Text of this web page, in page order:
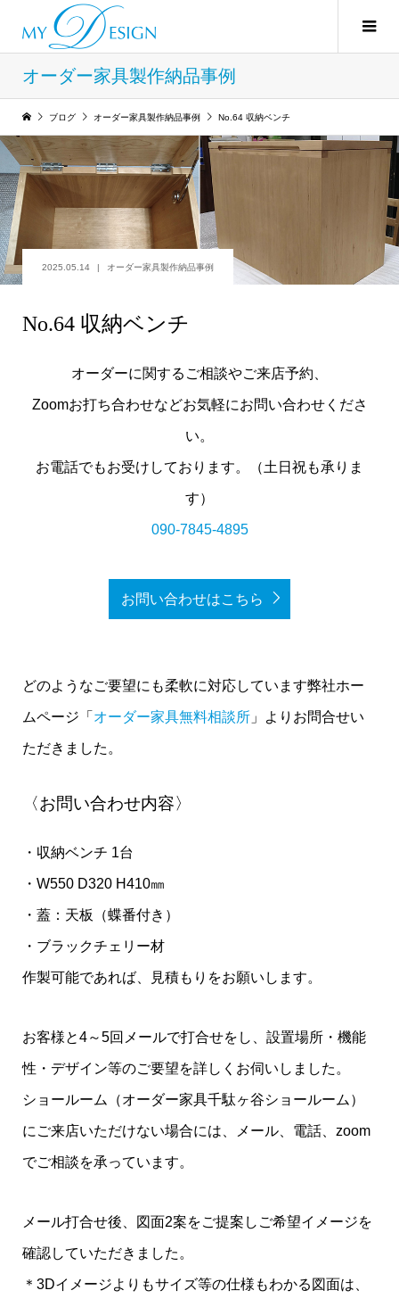
オーダー家具製作納品事例
ブログ オーダー家具製作納品事例 No.64 収納ベンチ
2025.05.14 オーダー家具製作納品事例
No.64 収納ベンチ
オーダーに関するご相談やご来店予約、
Zoomお打ち合わせなどお気軽にお問い合わせくださ
い。
お電話でもお受けしております。（土日祝も承りま
す）
090-7845-4895
お問い合わせはこちら
どのようなご要望にも柔軟に対応しています弊社ホー
ムページ「 オーダー家具無料相談所」よりお問合せい
ただきました。
〈お問い合わせ内容〉
・収納ベンチ 1台
・W550 D320 H410㎜
・蓋：天板（蝶番付き）
・ブラックチェリー材
作製可能であれば、見積もりをお願いします。
お客様と4～5回メールで打合せをし、設置場所・機能
性・デザイン等のご要望を詳しくお伺いしました。
ショールーム（オーダー家具千駄ヶ谷ショールーム）
にご来店いただけない場合には、メール、電話、zoom
でご相談を承っています。
メール打合せ後、図面2案をご提案しご希望イメージを
確認していただきました。
＊3Dイメージよりもサイズ等の仕様もわかる図面は、